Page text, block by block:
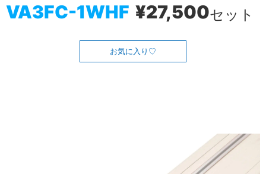
VA3FC-1WHF ¥27,500セット
お気に入り